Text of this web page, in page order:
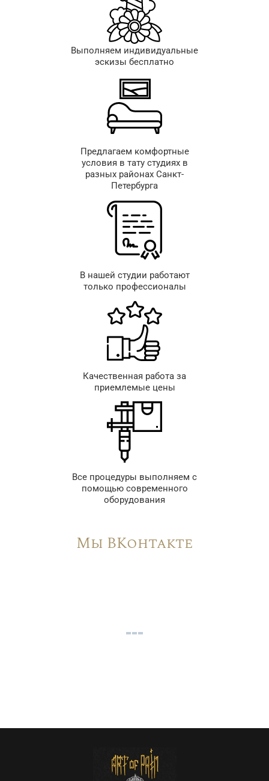
Выполняем индивидуальные
эскизы бесплатно
Предлагаем комфортные
условия в тату студиях в
разных районах Санкт-
Петербурга
В нашей студии работают
только профессионалы
Качественная работа за
приемлемые цены
Все процедуры выполняем с
помощью современного
оборудования
Мы ВКонтакте